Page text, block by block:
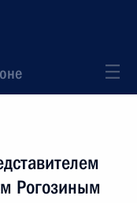
Рогозиным